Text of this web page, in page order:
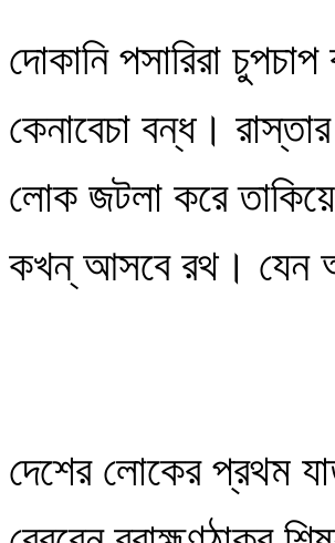
দোকানি পসারিরা চুপচাপ
কেনাবেচা বন্ধ। রাস্তার
লোক জটলা করে
কখন্‌ আসবে রথ। যেন
দেশের লোকের প্রথম